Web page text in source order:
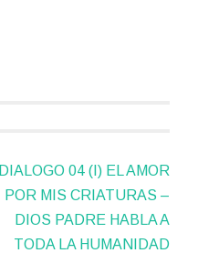
DIALOGO 04 (I) EL AMOR
POR MIS CRIATURAS –
DIOS PADRE HABLA A
TODA LA HUMANIDAD